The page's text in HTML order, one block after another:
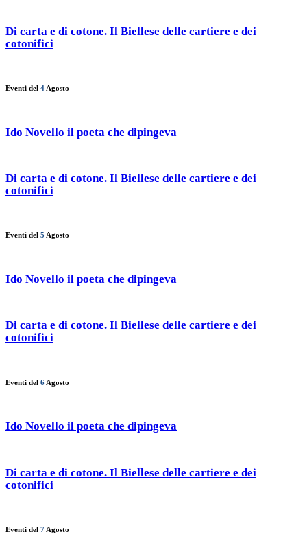
Di carta e di cotone. Il Biellese delle cartiere e dei
cotonifici
Eventi del 4 Agosto
Ido Novello il poeta che dipingeva
Di carta e di cotone. Il Biellese delle cartiere e dei
cotonifici
Eventi del 5 Agosto
Ido Novello il poeta che dipingeva
Di carta e di cotone. Il Biellese delle cartiere e dei
cotonifici
Eventi del 6 Agosto
Ido Novello il poeta che dipingeva
Di carta e di cotone. Il Biellese delle cartiere e dei
cotonifici
Eventi del 7 Agosto